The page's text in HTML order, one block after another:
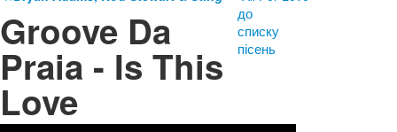
Groove Da
Praia - Is This
Love
до
списку
пісень